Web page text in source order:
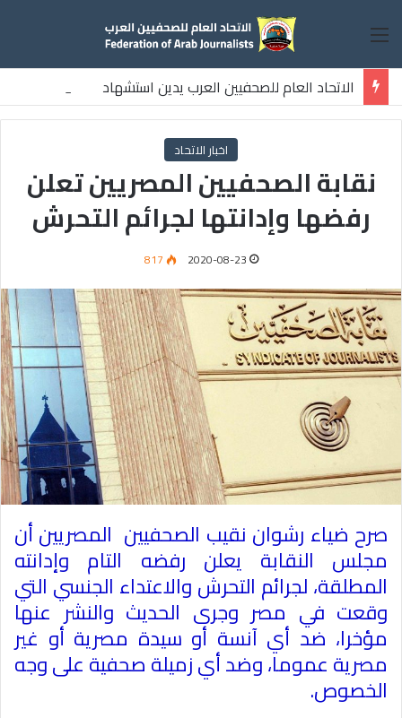
القائمة
الاتحاد العام للصحفيين العرب يدين استشهاد
ثلاثة صحفيين فلسطينيين باستهداف إسرائيلي وسط قطاع غزة
اخبار الاتحاد
نقابة الصحفيين المصريين تعلن
رفضها وإدانتها لجرائم التحرش
2020-08-23
817
صرح ضياء رشوان نقيب الصحفيين المصريين أن
مجلس النقابة يعلن رفضه التام وإدانته
المطلقة، لجرائم التحرش والاعتداء الجنسي التي
وقعت في مصر وجرى الحديث والنشر عنها
مؤخرا، ضد أي آنسة أو سيدة مصرية أو غير
مصرية عموما، وضد أي زميلة صحفية على وجه
الخصوص.